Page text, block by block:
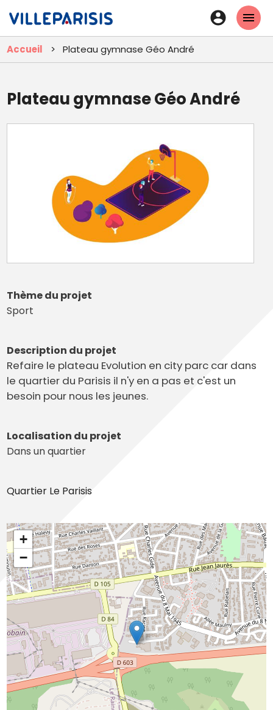
contenu
principal
En-
tête
-
Accueil Plateau gymnase Géo André
Plateau gymnase Géo André
Thème du projet
Sport
Description du projet
Refaire le plateau Evolution en city parc car dans
le quartier du Parisis il n'y en a pas et c'est un
besoin pour nous les jeunes.
Localisation du projet
Dans un quartier
Quartier Le Parisis
+
−